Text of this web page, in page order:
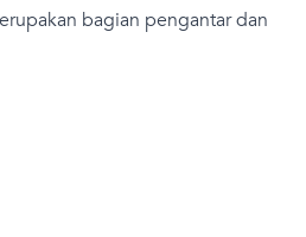
bagian pengantar dan